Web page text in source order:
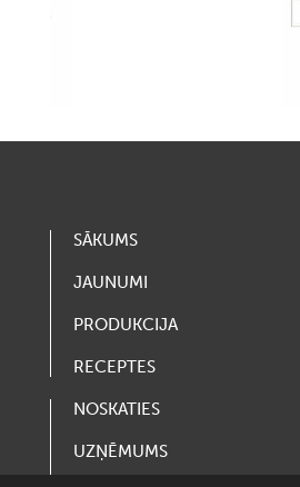
SĀKUMS
JAUNUMI
PRODUKCIJA
RECEPTES
NOSKATIES
UZŅĒMUMS